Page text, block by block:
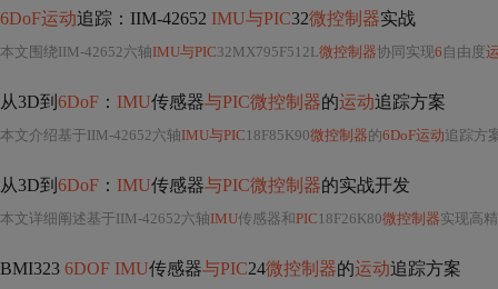
6DoF运动追踪：IIM-42652 IMU与PIC32微控制器实战
本文围绕IIM-42652六轴IMU与PIC32MX795F512L微控制器协同实现6 自由度
从3D到 6DoF ： IMU传感器与PIC微控制器的运动追踪方案
本文介绍基于IIM-42652六轴IMU与PIC 18F85K90微控制器的6DoF运动追踪方案，涵盖硬件配
从3D到 6DoF ： IMU传感器与PIC微控制器的实战开发
本文详细阐述基于IIM-42652六轴IMU传感器和PIC 18F26K80微控制器实现高
BMI323 6DOF IMU传感器与PIC24微控制器的运动追踪方案